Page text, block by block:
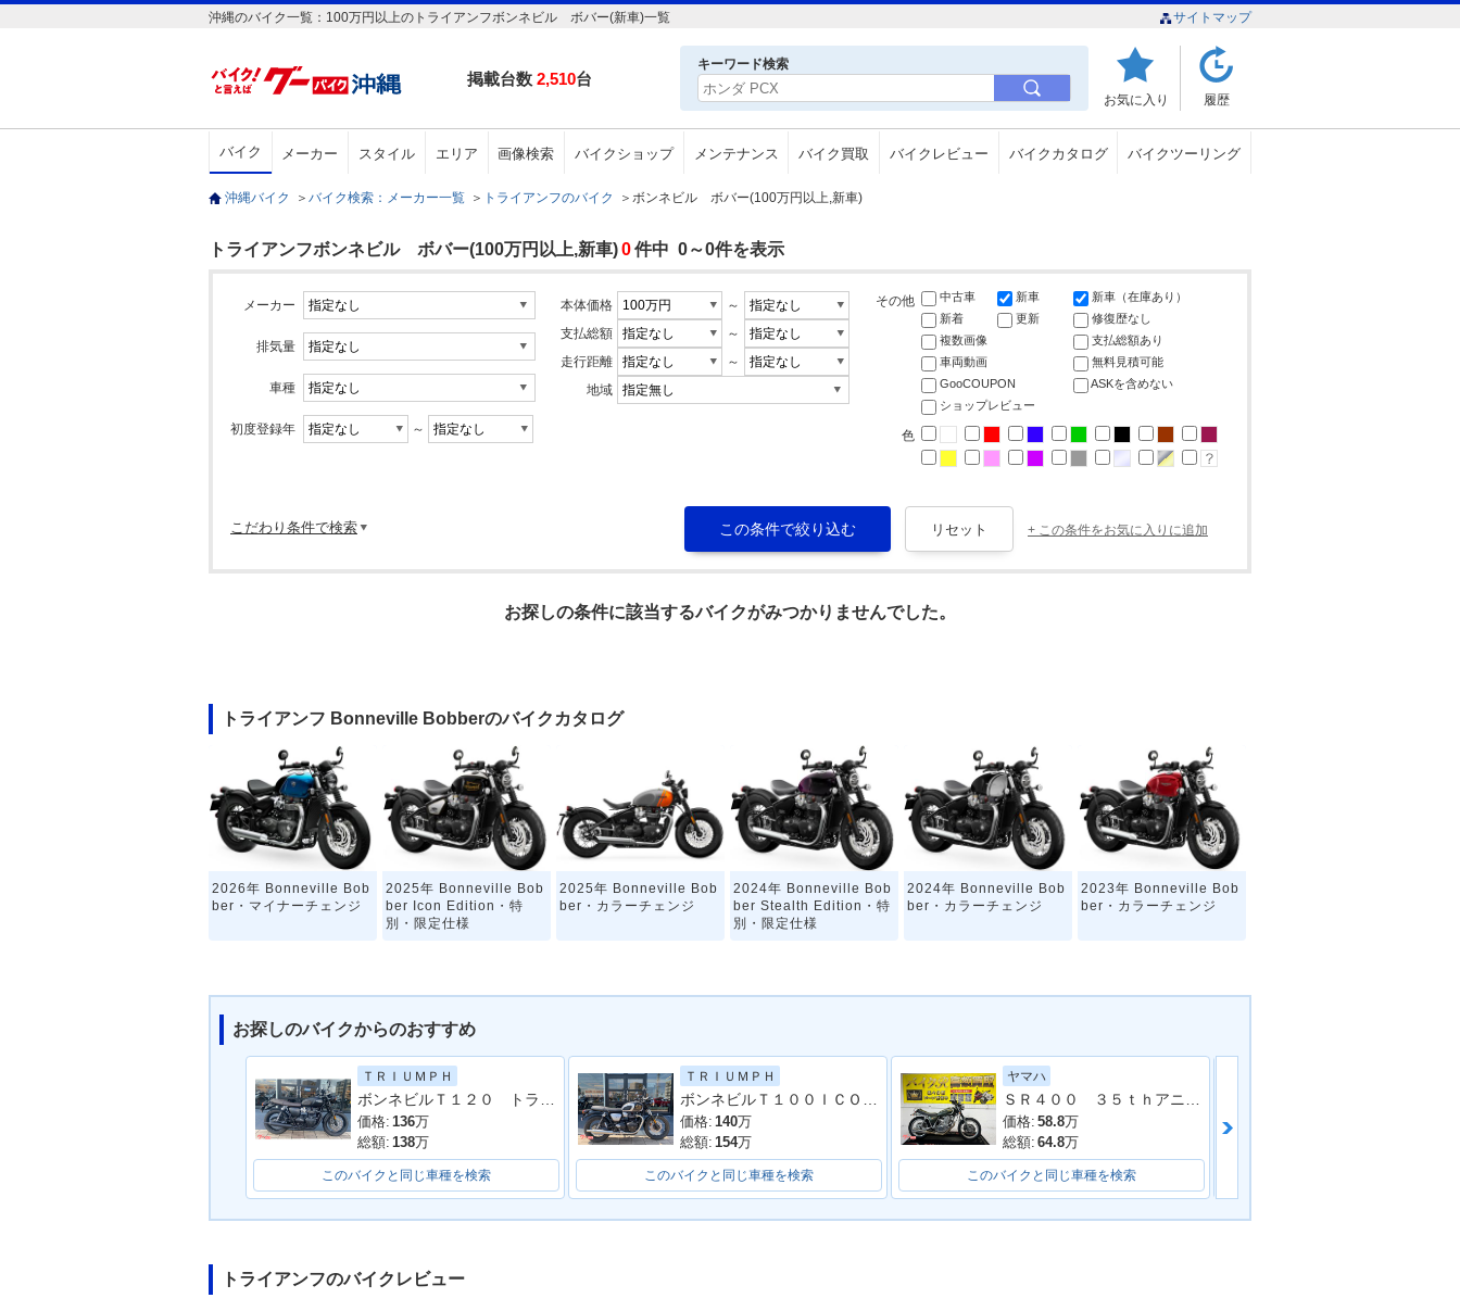
沖縄のバイク一覧：100万円以上のトライアンフボンネビル ボバー(新車)一覧 サイトマップ
掲載台数 2,510台
キーワード検索
お気に入り 履歴
バイク メーカー スタイル エリア 画像検索 バイクショップ メンテナンス バイク買取 バイクレビュー バイクカタログ バイクツーリング
沖縄バイク ＞ バイク検索：メーカー一覧 ＞ トライアンフのバイク ＞ ボンネビル ボバー(100万円以上,新車)
トライアンフボンネビル ボバー(100万円以上,新車)0件中 0～0件を表示
メーカー
排気量
車種
初度登録年 ～
本体価格
～
支払総額
～
走行距離
～
地域
その他 中古車 新車
新車（在庫あり）
新着
更新
修復歴なし
複数画像
支払総額あり
車両動画
無料見積可能
GooCOUPON
ASKを含めない
ショップレビュー
色
こだわり条件で検索 + この条件をお気に入りに追加
お探しの条件に該当するバイクがみつかりませんでした。
トライアンフ Bonneville Bobberのバイクカタログ
2026年 Bonneville Bob
ber・マイナーチェンジ
2025年 Bonneville Bob
ber Icon Edition・特
別・限定仕様
2025年 Bonneville Bob
ber・カラーチェンジ
2024年 Bonneville Bob
ber Stealth Edition・特
別・限定仕様
2024年 Bonneville Bob
ber・カラーチェンジ
2023年 Bonneville Bob
ber・カラーチェンジ
2021年 Bonneville Bob
ber・マイナーチェンジ
2018年 Bonneville Bob
ber
2017年 Bonneville Bob
ber・新登場
お探しのバイクからのおすすめ
ＴＲＩＵＭＰＨ
価格: 136万
総額: 138万
このバイクと同じ車種を検索
ＴＲＩＵＭＰＨ
価格: 140万
総額: 154万
このバイクと同じ車種を検索
ヤマハ
価格: 58.8万
総額: 64.8万
このバイクと同じ車種を検索
トライアンフのバイクレビュー